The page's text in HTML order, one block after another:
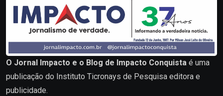
O Jornal Impacto e o Blog de Impacto Conquista é uma
publicação do Instituto Ticronays de Pesquisa editora e
publicidade.